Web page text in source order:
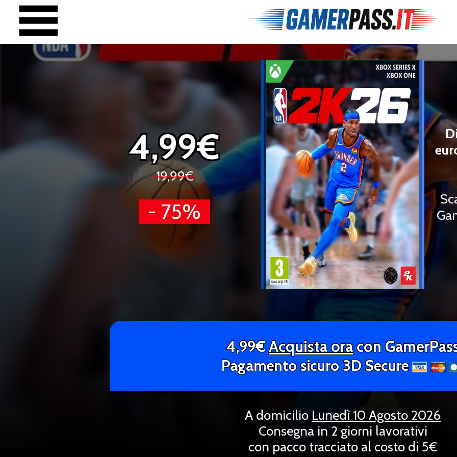
4,99€
19,99€
- 75%
4,99€Acquista oracon
Pagamento sicuro 3D Secure
A domicilio Lunedì 10 Agosto 2026
Consegna in 2 giorni lavorativi
con pacco tracciato al costo di 5€